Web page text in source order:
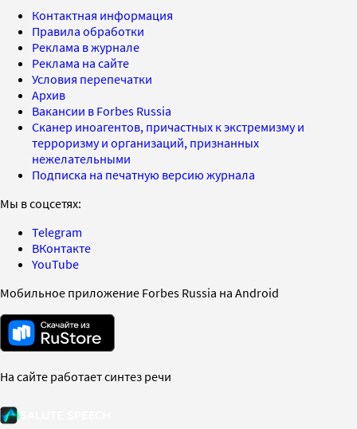
Контактная информация
Правила обработки
Реклама в журнале
Реклама на сайте
Условия перепечатки
Архив
Вакансии в Forbes Russia
Сканер иноагентов, причастных к экстремизму и
терроризму и организаций, признанных
нежелательными
Подписка на печатную версию журнала
Мы в соцсетях:
Telegram
ВКонтакте
YouTube
Мобильное приложение Forbes Russia на Android
На сайте работает синтез речи